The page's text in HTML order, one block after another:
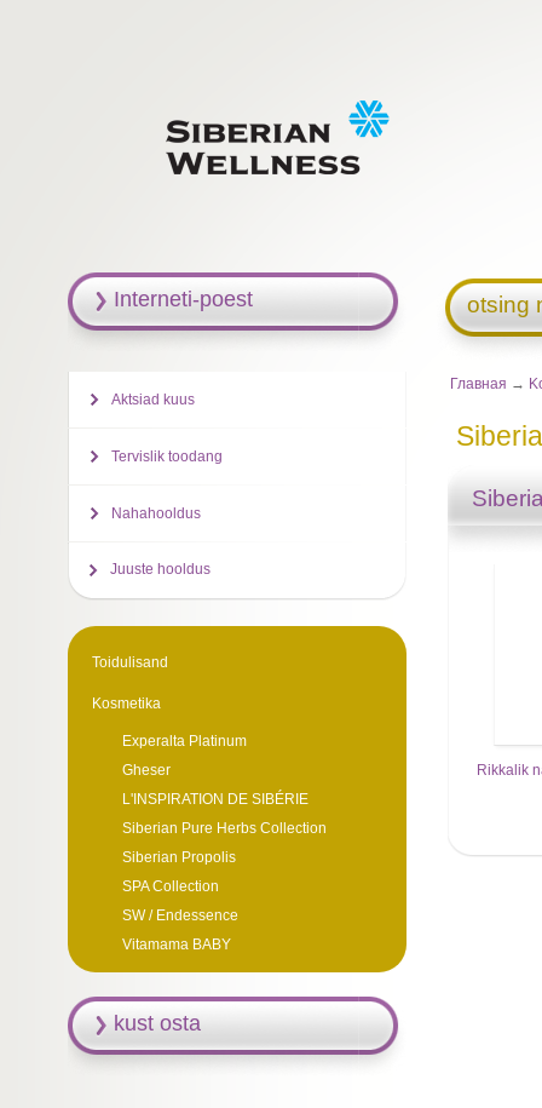
otsing
Главная →
Rikkalik
Interneti-poest
Aktsiad kuus
Tervislik toodang
Nahahooldus
Juuste hooldus
Toidulisand
Kosmetika
Experalta Platinum
Gheser
L'INSPIRATION DE SIBÉRIE
Siberian Pure Herbs Collection
Siberian Propolis
SPA Collection
SW / Endessence
Vitamama BABY
kust osta